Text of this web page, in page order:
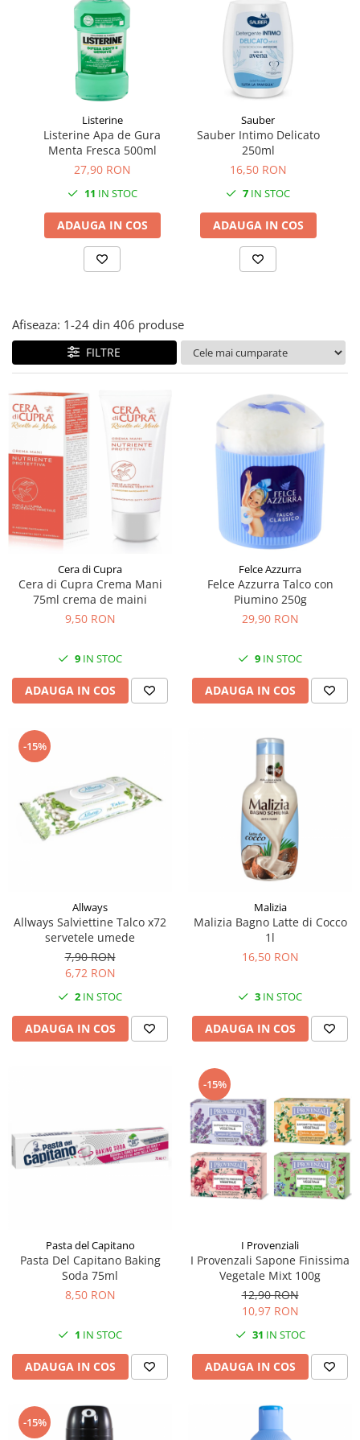
Făină italiană
Condimente & Sare
Zahăr & Îndulcitori
Lapte & Condensat
Gran Cucina
Creme & Esente
Paste Italiene
Orez & Polenta
Listerine
Listerine Apa de Gura
Menta Fresca 500ml
27,90 RON
11 IN STOC
ADAUGA IN COS
Sauber
Sauber Intimo Delicato
250ml
16,50 RON
7 IN STOC
ADAUGA IN COS
Afiseaza: 1-24 din 406 produse
FILTRE
Cera di Cupra
Cera di Cupra Crema Mani
75ml crema de maini
9,50 RON
9 IN STOC
ADAUGA IN COS
Felce Azzurra
Felce Azzurra Talco con
Piumino 250g
29,90 RON
9 IN STOC
ADAUGA IN COS
-15%
Allways
Allways Salviettine Talco x72
servetele umede
7,90 RON
6,72 RON
2 IN STOC
ADAUGA IN COS
Malizia
Malizia Bagno Latte di Cocco
1l
16,50 RON
3 IN STOC
ADAUGA IN COS
Pasta del Capitano
Pasta Del Capitano Baking
Soda 75ml
8,50 RON
1 IN STOC
ADAUGA IN COS
-15%
I Provenziali
I Provenzali Sapone Finissima
Vegetale Mixt 100g
12,90 RON
10,97 RON
31 IN STOC
ADAUGA IN COS
-15%